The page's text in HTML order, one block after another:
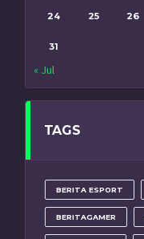
24 25 26
31
« Jul
TAGS
BERITA ESPORT
BERITAGAMER